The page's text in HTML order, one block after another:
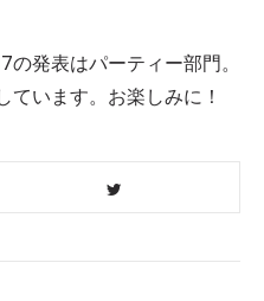
発表はパーティー部門。
ています。お楽しみに！